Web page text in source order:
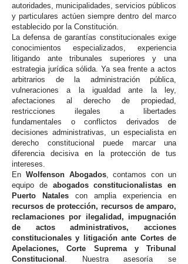
autoridades, municipalidades, servicios públicos
y particulares actúen siempre dentro del marco
establecido por la Constitución.
La defensa de garantías constitucionales exige
conocimientos especializados, experiencia
litigando ante tribunales superiores y una
estrategia jurídica sólida. Ya sea frente a actos
arbitrarios de la administración pública,
vulneraciones a la igualdad ante la ley,
afectaciones al derecho de propiedad,
restricciones ilegales a libertades
fundamentales o conflictos derivados de
decisiones administrativas, un especialista en
derecho constitucional puede marcar una
diferencia decisiva en la protección de tus
intereses.
En Wolfenson Abogados, contamos con un
equipo de abogados constitucionalistas en
Puerto Natales con amplia experiencia en
recursos de protección, recursos de amparo,
reclamaciones por ilegalidad, impugnación
de actos administrativos, acciones
constitucionales y litigación ante Cortes de
Apelaciones, Corte Suprema y Tribunal
Constitucional . Nuestra asesoría se